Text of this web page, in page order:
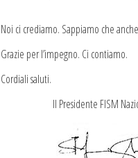
Noi ci crediamo. Sappiamo che
Grazie per l’impegno. Ci contiamo.
Cordiali saluti.
Il Presidente FISM